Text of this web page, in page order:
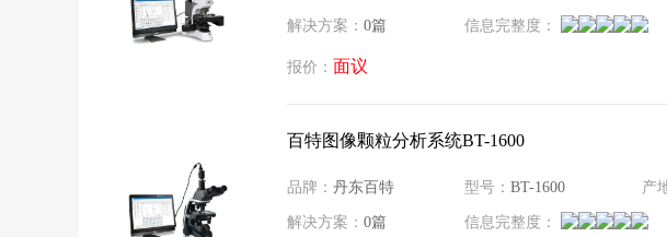
解决方案： 0篇 信息完整度：
报价： 面议
百特图像颗粒分析系统BT-1600
品牌： 丹东百特 型号： BT-1600 产
解决方案： 0篇 信息完整度：